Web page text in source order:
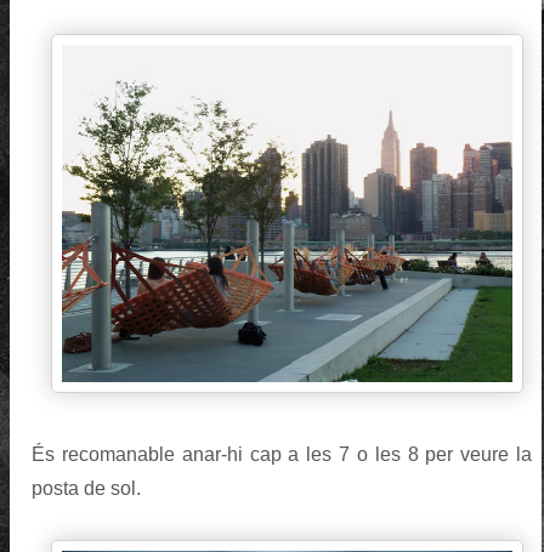
És recomanable anar-hi cap a les 7 o les 8 per veure la
posta de sol.